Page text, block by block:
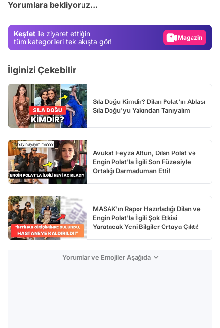
Yorumlara bekliyoruz...
Keşfet ile ziyaret ettiğin
tüm kategorileri tek akışta gör!
Video
İlginizi Çekebilir
Sıla Doğu Kimdir? Dilan Polat'ın Ablası
Sıla Doğu'yu Yakından Tanıyalım
Avukat Feyza Altun, Dilan Polat ve
Engin Polat'la İlgili Son Füzesiyle
Ortalığı Darmaduman Etti!
MASAK'ın Rapor Hazırladığı Dilan ve
Engin Polat'la İlgili Şok Etkisi
Yaratacak Yeni Bilgiler Ortaya Çıktı!
Yorumlar ve Emojiler Aşağıda